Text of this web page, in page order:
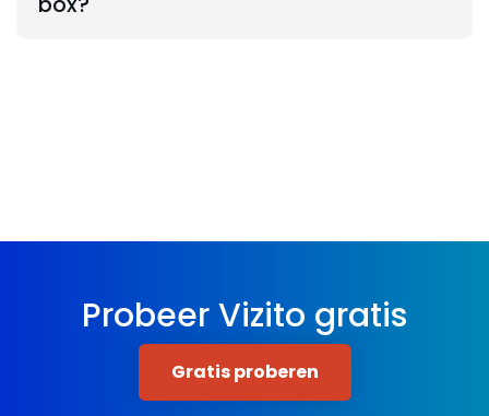
Probeer Vizito gratis
Gratis proberen